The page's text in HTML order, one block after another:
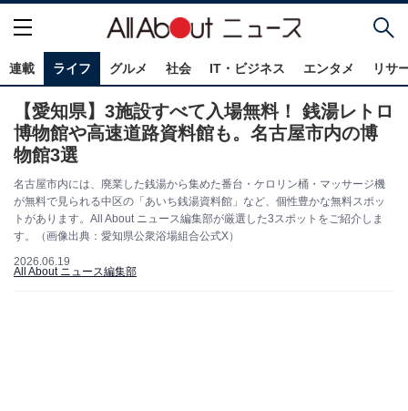
連載 ライフ グルメ 社会 IT・ビジネス エンタメ リサ
【愛知県】3施設すべて入場無料！ 銭湯レトロ
博物館や高速道路資料館も。名古屋市内の博
物館3選
名古屋市内には、廃業した銭湯から集めた番台・ケロリン桶・マッサージ機
が無料で見られる中区の「あいち銭湯資料館」など、個性豊かな無料スポッ
トがあります。All About ニュース編集部が厳選した3スポットをご紹介しま
す。（画像出典：愛知県公衆浴場組合公式X）
2026.06.19
All About ニュース編集部